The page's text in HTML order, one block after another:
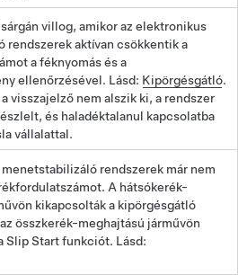
villog, amikor az elektronikus
rendszerek aktívan csökkentik a
a féknyomás és a
ellenőrzésével. Lásd: Kipörgésgátló.
visszajelző nem alszik ki, a rendszer
és haladéktalanul kapcsolatba
vállalattal.
rendszerek már nem
A hátsókerék-
kikapcsolták a kipörgésgátló
összkerék-meghajtású járművön
Slip Start funkciót. Lásd: